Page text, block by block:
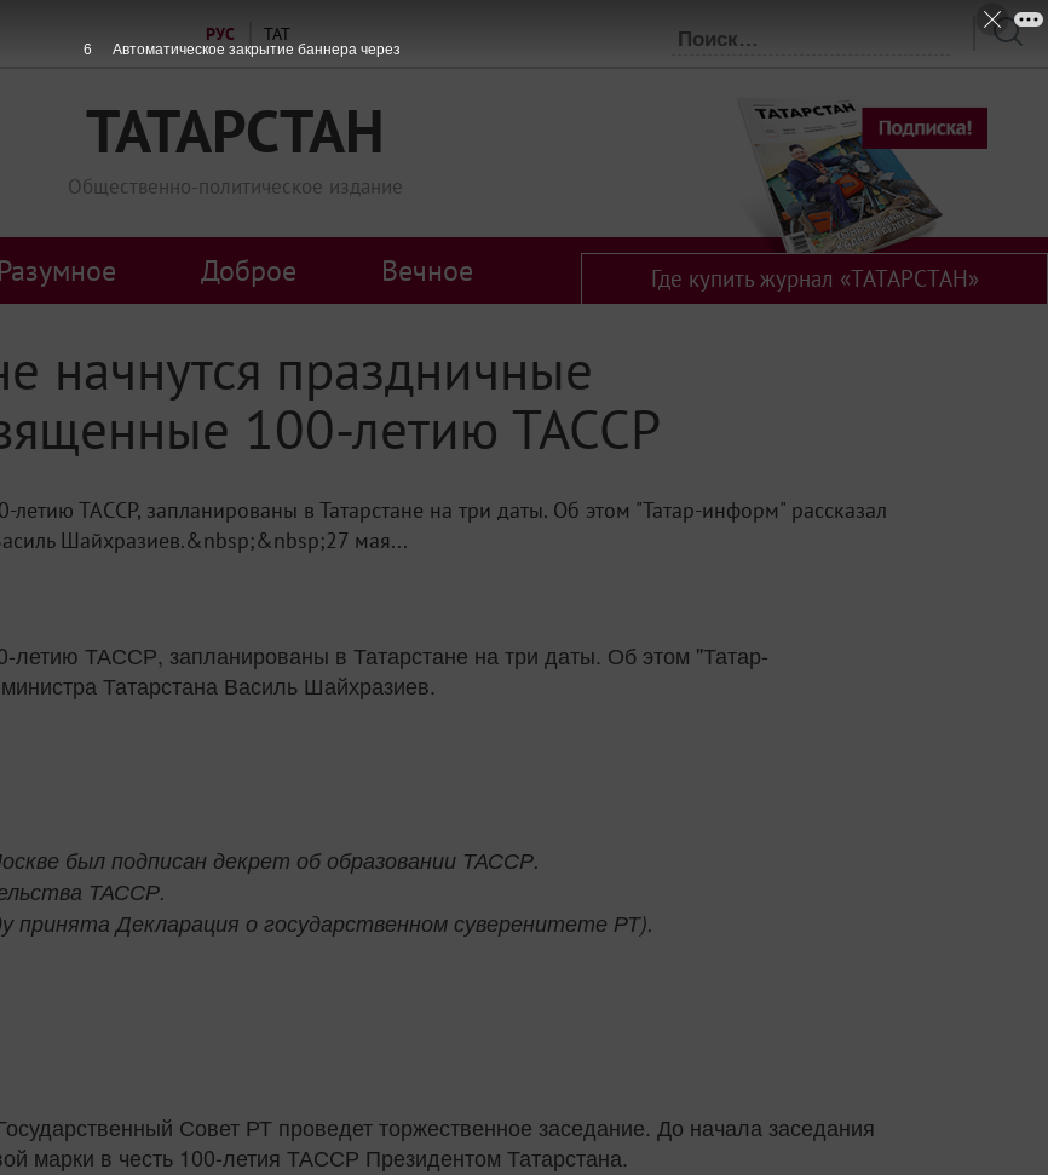
РУС ТАТ
ТАТАРСТАН
Общественно-политическое издание
Разумное Доброе Вечное Где купить журнал «ТАТАРСТАН»
начнутся праздничные
100-летию ТАССР
ТАССР, запланированы в Татарстане на три даты. Об этом "Татар-информ" рассказал
Шайхразиев.&nbsp;&nbsp;27 мая...
ТАССР, запланированы в Татарстане на три даты. Об этом "Татар-
Татарстана Василь Шайхразиев.
был подписан декрет об образовании ТАССР.
ТАССР.
принята Декларация о государственном суверенитете РТ).
Совет РТ проведет торжественное заседание. До начала заседания
марки в честь 100-летия ТАССР Президентом Татарстана.
6 Автоматическое закрытие баннера через